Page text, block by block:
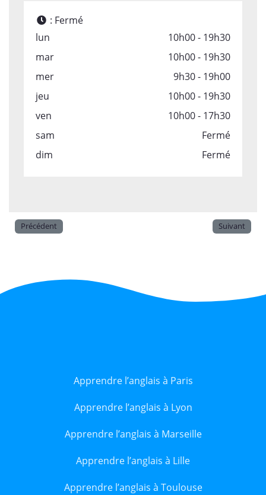
: Fermé
lun
10h00 - 19h30
mar
10h00 - 19h30
mer
9h30 - 19h00
jeu
10h00 - 19h30
ven
10h00 - 17h30
sam
Fermé
dim
Fermé
Précédent Suivant
Apprendre l’anglais à Paris
Apprendre l’anglais à Lyon
Apprendre l’anglais à Marseille
Apprendre l’anglais à Lille
Apprendre l’anglais à Toulouse